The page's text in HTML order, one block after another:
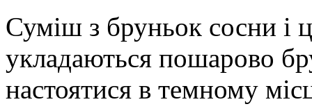
Суміш з бруньок сосни і
укладаються пошарово
настоятися в темному